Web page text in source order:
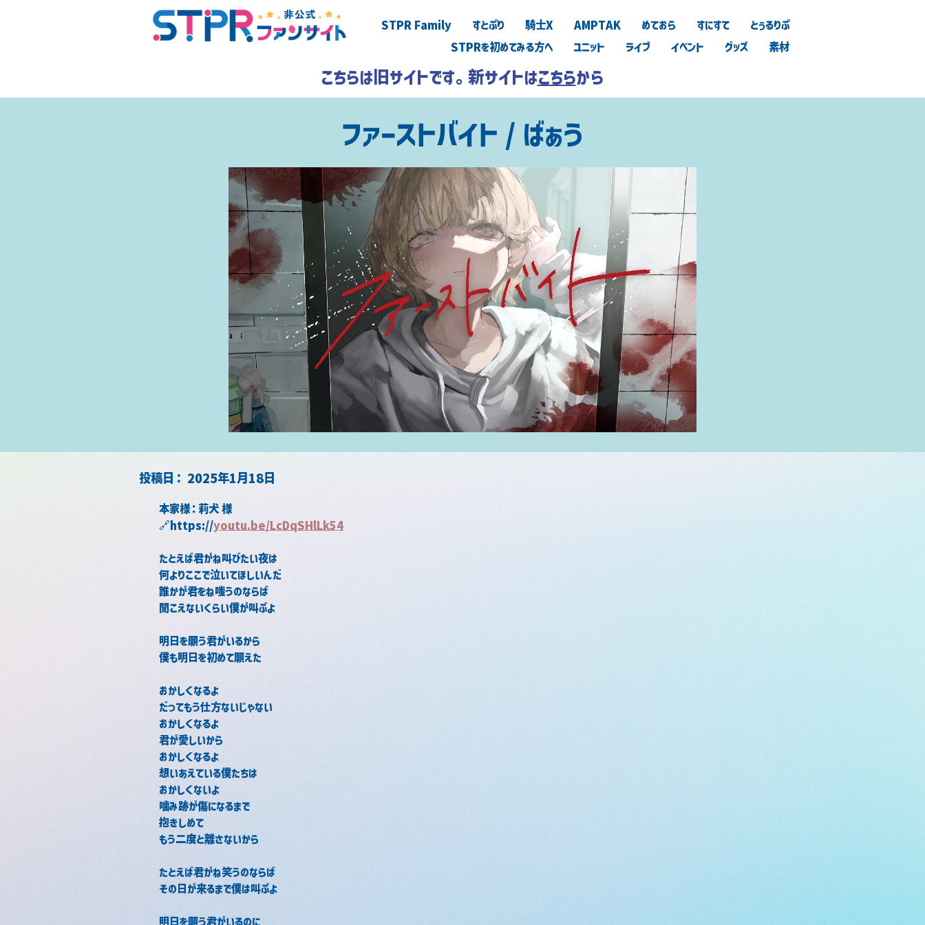
STPR Family すとぷり 騎士X AMPTAK めておら すにすて
とぅるりぷ
STPRを初めてみる方へ
ユニット ライブ イベント グッズ 素材
こちらは旧サイトです。新サイトはこちらから
ファーストバイト / ばぁう
2025年1月18日
​投稿日：
本家様：莉犬 様
🔗https://youtu.be/LcDqSHlLk54
たとえば君がね叫びたい夜は
何よりここで泣いてほしいんだ
誰かが君をね嗤うのならば
聞こえないくらい僕が叫ぶよ
明日を願う君がいるから
僕も明日を初めて願えた
おかしくなるよ
だってもう仕方ないじゃない
おかしくなるよ
君が愛しいから
おかしくなるよ
想いあえている僕たちは
おかしくないよ
噛み跡が傷になるまで
抱きしめて
もう二度と離さないから
たとえば君がね笑うのならば
その日が来るまで僕は叫ぶよ
明日を願う君がいるのに